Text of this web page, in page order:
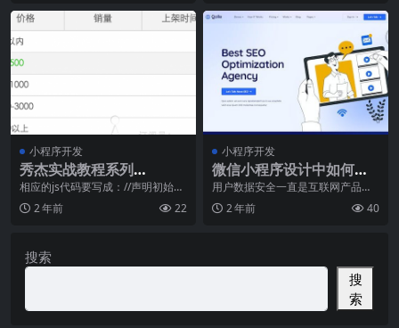
小程序开发
秀杰实战教程系列
《三》：下拉筛选菜单WX
DropDownMenu组件
相应的js代码要写成：//声明初始化
高亮状态数组function initSub
2 年前 22
小程序开发
微信小程序设计中如何保
证用户数据安全
用户数据安全一直是互联网产品设
计中的一项重要任务，尤其是在微
信小程序设计中更是如
2 年前 40
搜索
搜
索